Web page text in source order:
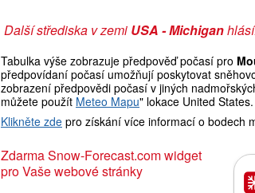
Další střediska v zemi USA - Michigan
Tabulka výše zobrazuje předpověď počasí pro
předpovídaní počasí umožňují poskytovat
zobrazení předpovědi počasí v jiných
můžete použít Meteo Mapu" lokace United States.
Klikněte zde pro získání více informací o bodech
Zdarma Snow-Forecast.com widget
pro Vaše webové stránky